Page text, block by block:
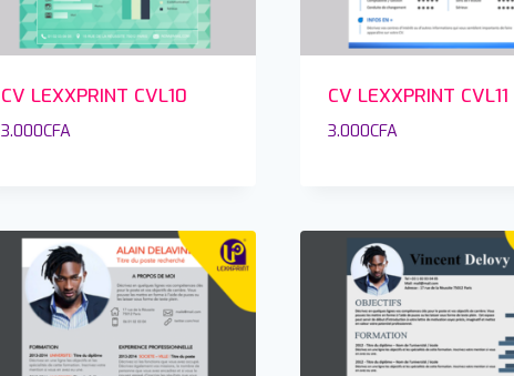
CV LEXXPRINT CVL10
3.000CFA
CV LEXXPRINT CVL11
3.000CFA